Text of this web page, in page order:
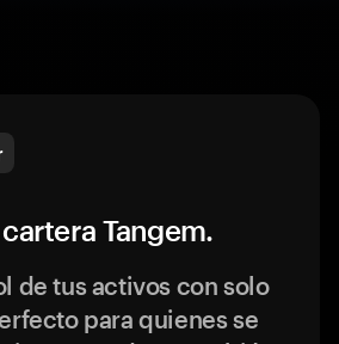
Tangem.
de tus activos con solo
para quienes se